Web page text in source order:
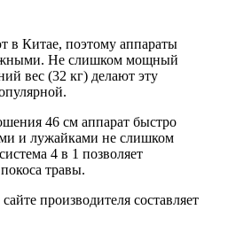
в Китае, поэтому аппараты
Не слишком мощный
вес (32 кг) делают эту
46 см аппарат быстро
и лужайками не слишком
4 в 1 позволяет
травы.
производителя составляет